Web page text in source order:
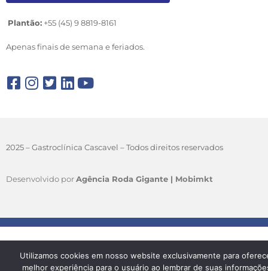
Plantão: +55 (45) 9 8819-8161
Apenas finais de semana e feriados.
2025 – Gastroclínica Cascavel – Todos direitos reservados
Desenvolvido porAgência Roda Gigante | Mobimkt
Utilizamos cookies em nosso website exclusivamente para
melhor experiência para o usuário ao lembrar de suas